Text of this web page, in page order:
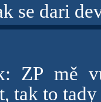
se dari
ZP mě
tak to